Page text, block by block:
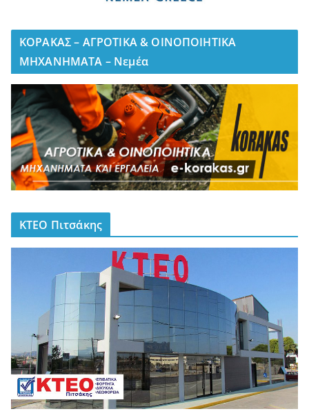
ΚΟΡΑΚΑΣ – ΑΓΡΟΤΙΚΑ & ΟΙΝΟΠΟΙΗΤΙΚΑ
ΜΗΧΑΝΗΜΑΤΑ – Νεμέα
ΚΤΕΟ Πιτσάκης